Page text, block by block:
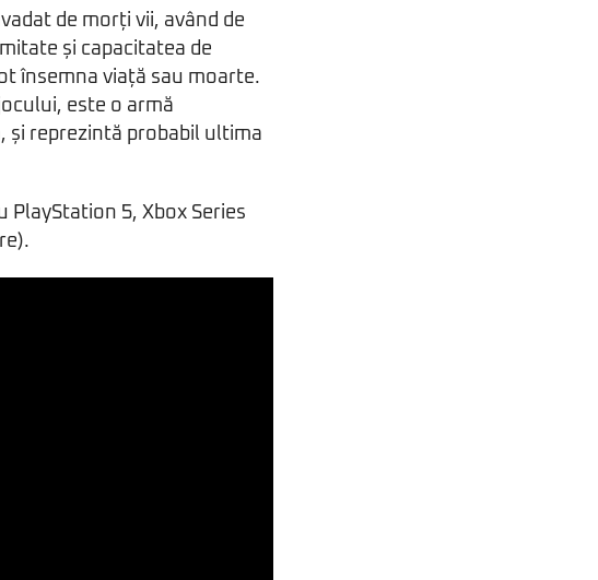
de morți vii, având de
și capacitatea de
însemna viață sau moarte.
este o armă
și reprezintă probabil ultima
PlayStation 5, Xbox Series